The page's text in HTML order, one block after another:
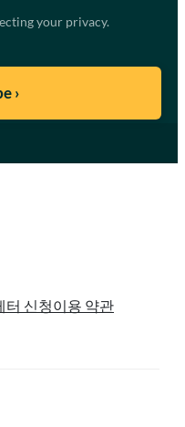
your privacy.
터 신청이용 약관